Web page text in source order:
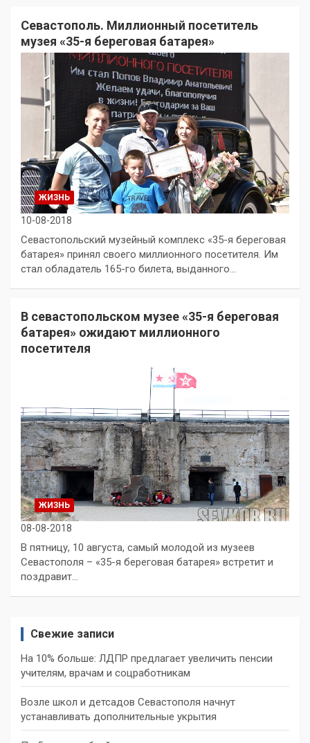
Севастополь. Миллионный посетитель
музея «35-я береговая батарея»
ЖИЗНЬ
10-08-2018
Севастопольский музейный комплекс «35-я береговая
батарея» принял своего миллионного посетителя. Им
стал обладатель 165-го билета, выданного…
В севастопольском музее «35-я береговая
батарея» ожидают миллионного
посетителя
ЖИЗНЬ
08-08-2018
В пятницу, 10 августа, самый молодой из музеев
Севастополя – «35-я береговая батарея» встретит и
поздравит…
Свежие записи
На 10% больше: ЛДПР предлагает увеличить пенсии
учителям, врачам и соцработникам
Возле школ и детсадов Севастополя начнут
устанавливать дополнительные укрытия